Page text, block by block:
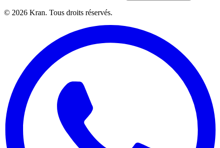
© 2026 Kran. Tous droits réservés.